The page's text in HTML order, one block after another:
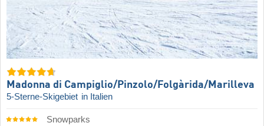
Madonna di Campiglio/​Pinzolo/​Folgàrida/​Marilleva
5-Sterne-Skigebiet in Italien
Snowparks